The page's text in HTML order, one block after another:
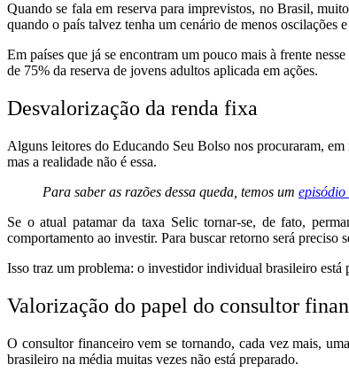
Quando se fala em reserva para imprevistos, no Brasil,
quando o país talvez tenha um cenário de menos oscilações
Em países que já se encontram um pouco mais à frente
de 75% da reserva de jovens adultos aplicada em ações.
Desvalorização da renda fixa
Alguns leitores do Educando Seu Bolso nos procuraram,
mas a realidade não é essa.
Para saber as razões dessa queda, temos um episódio
Se o atual patamar da taxa Selic tornar-se, de fato,
comportamento ao investir. Para buscar retorno será preciso
Isso traz um problema: o investidor individual brasileiro está
Valorização do papel do consultor
O consultor financeiro vem se tornando, cada vez mais,
brasileiro na média muitas vezes não está preparado.